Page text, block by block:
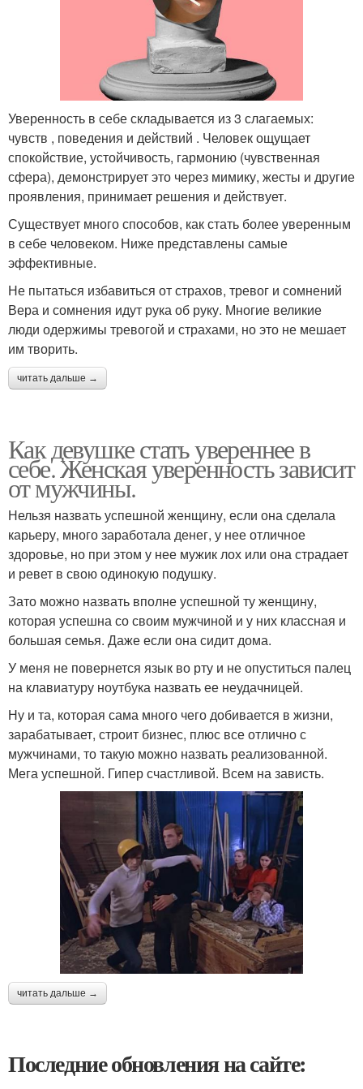
Уверенность в себе складывается из 3 слагаемых:
чувств , поведения и действий . Человек ощущает
спокойствие, устойчивость, гармонию (чувственная
сфера), демонстрирует это через мимику, жесты и другие
проявления, принимает решения и действует.
Существует много способов, как стать более уверенным
в себе человеком. Ниже представлены самые
эффективные.
Не пытаться избавиться от страхов, тревог и сомнений
Вера и сомнения идут рука об руку. Многие великие
люди одержимы тревогой и страхами, но это не мешает
им творить.
читать дальше →
Как девушке стать увереннее в
себе. Женская уверенность зависит
от мужчины.
Нельзя назвать успешной женщину, если она сделала
карьеру, много заработала денег, у нее отличное
здоровье, но при этом у нее мужик лох или она страдает
и ревет в свою одинокую подушку.
Зато можно назвать вполне успешной ту женщину,
которая успешна со своим мужчиной и у них классная и
большая семья. Даже если она сидит дома.
У меня не повернется язык во рту и не опуститься палец
на клавиатуру ноутбука назвать ее неудачницей.
Ну и та, которая сама много чего добивается в жизни,
зарабатывает, строит бизнес, плюс все отлично с
мужчинами, то такую можно назвать реализованной.
Мега успешной. Гипер счастливой. Всем на зависть.
читать дальше →
Последние обновления на сайте: